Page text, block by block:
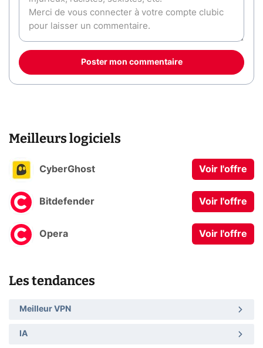
Poster mon commentaire
Meilleurs logiciels
CyberGhost Voir l'offre
Bitdefender Voir l'offre
Opera Voir l'offre
Les tendances
Meilleur VPN
IA